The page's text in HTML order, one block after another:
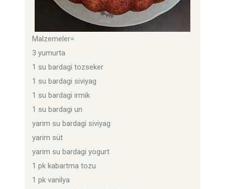
Malzemeler=
3 yumurta
1 su bardagi tozseker
1 su bardagi siviyag
1 su bardagi irmik
1 su bardagi un
yarim su bardagi siviyag
yarim süt
yarim su bardagi yogurt
1 pk kabartma tozu
1 pk vanilya